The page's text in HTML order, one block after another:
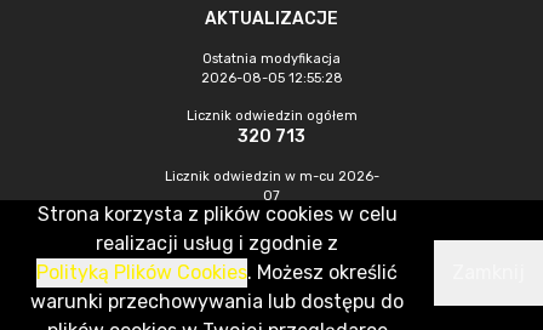
AKTUALIZACJE
Ostatnia modyfikacja
2026-08-05 12:55:28
Licznik odwiedzin ogółem
320 713
Licznik odwiedzin w m-cu 2026-
07
772
CMS & Hosting: Nefeni Sp. z o.o.
Strona korzysta z plików cookies w celu
realizacji usług i zgodnie z
Polityką Plików Cookies. Możesz określić
warunki przechowywania lub dostępu do